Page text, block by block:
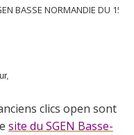
BASSE NORMANDIE DU 15
clics open sont
site du SGEN Basse-